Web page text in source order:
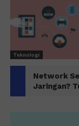
Teknologi
Network
Jaringan?